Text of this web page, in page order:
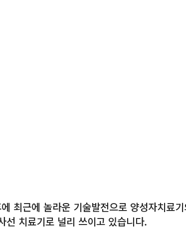
최근에 놀라운 기술발전으로 양성자치료
선 치료기로 널리 쓰이고 있습니다.